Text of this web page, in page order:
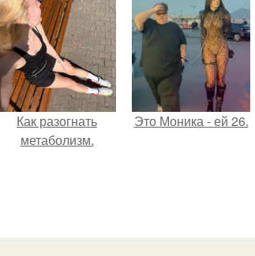
Как разогнать
метаболизм.
Это Моника - ей 26.